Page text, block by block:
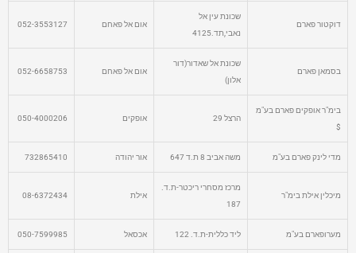
דוקטור פארם
שכונת עין אל
נאבי,תד.4125
אום אל פאחם 052-3553127
בסמאן פארם
שכונת אל שאדור(דור
אלון)
אום אל פאחם 052-6658753
בימ"ר אופקים פארם בע"מ
$
הרצל 29 אופקים 050-4000206
מדי לינק פארם בע"מ משה אביב 8 ת.ד 647 אור יהודה 732865410
מיכלין אילת בימ"ר
מרכז מסחרי ריכטר-ת.ד.
187
אילת 08-6372434
מערופארם בע"מ ליד כללית-ת.ד. 122 אכסאל 050-7599985